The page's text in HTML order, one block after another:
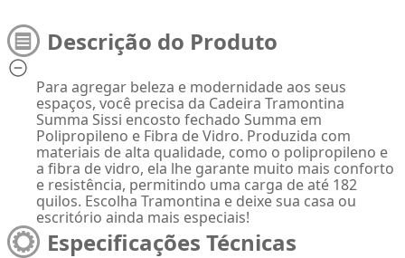
Descrição do Produto
Para agregar beleza e modernidade aos seus
espaços, você precisa da Cadeira Tramontina
Summa Sissi encosto fechado Summa em
Polipropileno e Fibra de Vidro. Produzida com
materiais de alta qualidade, como o polipropileno e
a fibra de vidro, ela lhe garante muito mais conforto
e resistência, permitindo uma carga de até 182
quilos. Escolha Tramontina e deixe sua casa ou
escritório ainda mais especiais!
Especificações Técnicas